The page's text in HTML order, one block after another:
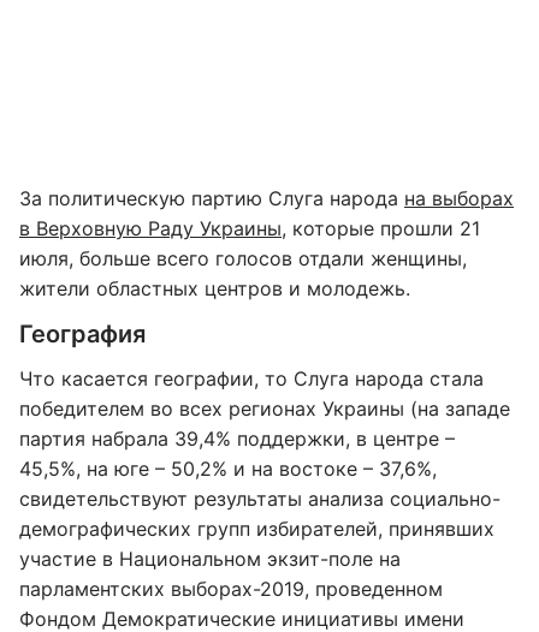
За политическую партию Слуга народа на выборах
в Верховную Раду Украины, которые прошли 21
июля, больше всего голосов отдали женщины,
жители областных центров и молодежь.
География
Что касается географии, то Слуга народа стала
победителем во всех регионах Украины (на западе
партия набрала 39,4% поддержки, в центре –
45,5%, на юге – 50,2% и на востоке – 37,6%,
свидетельствуют результаты анализа социально-
демографических групп избирателей, принявших
участие в Национальном экзит-поле на
парламентских выборах-2019, проведенном
Фондом Демократические инициативы имени